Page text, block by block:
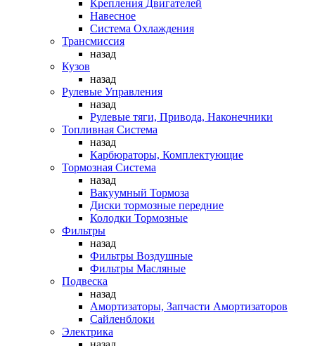
Крепления Двигателей
Навесное
Система Охлаждения
Трансмиссия
назад
Кузов
назад
Рулевые Управления
назад
Рулевые тяги, Привода, Наконечники
Топливная Система
назад
Карбюраторы, Комплектующие
Тормозная Система
назад
Вакуумный Тормоза
Диски тормозные передние
Колодки Тормозные
Фильтры
назад
Фильтры Воздушные
Фильтры Масляные
Подвеска
назад
Амортизаторы, Запчасти Амортизаторов
Сайленблоки
Электрика